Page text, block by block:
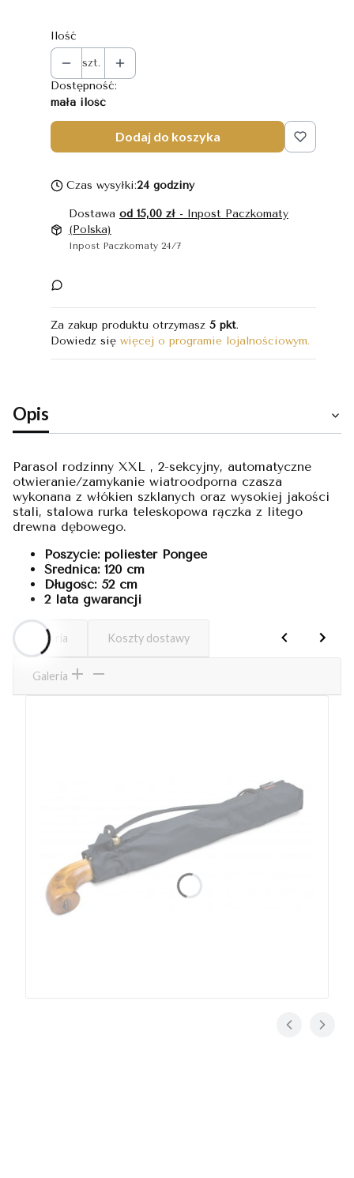
Ilość
szt.
Dostępność:
mała ilość
Dodaj do koszyka
Czas wysyłki:24 godziny
Dostawa od 15,00 zł - Inpost Paczkomaty
(Polska)
Inpost Paczkomaty 24/7
Za zakup produktu otrzymasz 5 pkt.
Dowiedz się więcej o programie lojalnościowym.
Opis
Parasol rodzinny XXL , 2-sekcyjny, automatyczne
otwieranie/zamykanie wiatroodporna czasza
wykonana z włókien szklanych oraz wysokiej jakości
stali, stalowa rurka teleskopowa rączka z litego
drewna dębowego.
Poszycie: poliester Pongee
Średnica: 120 cm
Długość: 52 cm
2 lata gwarancji
Galeria Koszty dostawy
Galeria